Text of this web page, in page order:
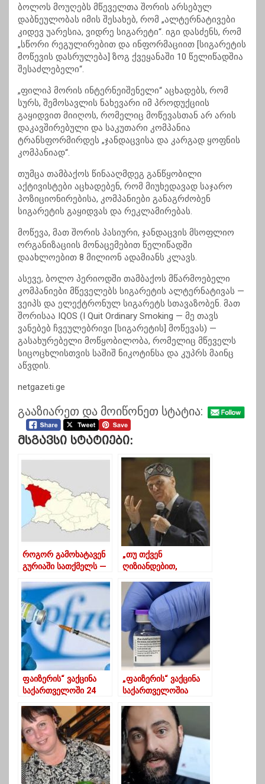
ბოლოს მოუღებს მწეველთა შორის არსებულ
დაბნეულობას იმის შესახებ, რომ „ალტერნატივები
კიდევ უარესია, ვიდრე სიგარეტი“. იგი დასძენს, რომ
„სწორი რეგულირებით და ინფორმაციით [სიგარეტის
მოწევის დასრულება] ზოგ ქვეყანაში 10 წელიწადშია
შესაძლებელი“.
„ფილიპ მორის ინტერნეიშენელი“ აცხადებს, რომ
სურს, შემოსავლის ნახევარი იმ პროდუქციის
გაყიდვით მიიღოს, რომელიც მოწევასთან არ არის
დაკავშირებული და საკუთარი კომპანია
ტრანსფორმირდეს „ჯანდაცვისა და კარგად ყოფნის
კომპანიად“.
თუმცა თამბაქოს წინააღმდეგ განწყობილი
აქტივისტები აცხადებენ, რომ მიუხედავად საჯარო
პოზიციონირებისა, კომპანიები განაგრძობენ
სიგარეტის გაყიდვას და რეკლამირებას.
მოწევა, მათ შორის პასიური, ჯანდაცვის მსოფლიო
ორგანიზაციის მონაცემებით წელიწადში
დაახლოებით 8 მილიონ ადამიანს კლავს.
ასევე, ბოლო პერიოდში თამბაქოს მწარმოებელი
კომპანიები მწეველებს სიგარეტის ალტერნატივას —
ვეიპს და ელექტრონულ სიგარეტს სთავაზობენ. მათ
შორისაა IQOS (I Quit Ordinary Smoking — მე თავს
ვანებებ ჩვეულებრივი [სიგარეტის] მოწევას) —
გასახურებელი მოწყობილობა, რომელიც მწეველს
სიცოცხლისთვის საშიშ ნიკოტინსა და კუპრს მაინც
აწვდის.
netgazeti.ge
გააზიარეთ და მოიწონეთ სტატია:
Მსგავსი Სტატიები:
როგორ გამოხატავენ
გურიაში სათქმელს —
სახალისო
მაგალითები
„თუ თქვენ
ღიზიანდებით,
ძალიან
გაგიჭირდებათ.
საკუთარი თავი ხელში
აიყვანეთ,“ – შალვა
ამონაშვილი
ფაიზერის“ ვაქცინა
საქართველოში 24
„ფაიზერის“ ვაქცინა
საქართველოშია